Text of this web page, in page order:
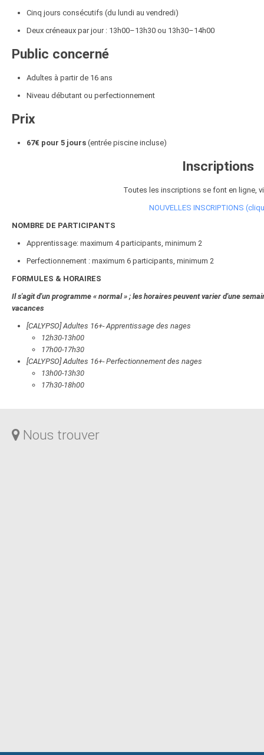
Cinq jours consécutifs (du lundi au vendredi)
Deux créneaux par jour : 13h00–13h30 ou 13h30–14h00
Public concerné
Adultes à partir de 16 ans
Niveau débutant ou perfectionnement
Prix
67€ pour 5 jours (entrée piscine incluse)
Inscriptions
Toutes les inscriptions se font en ligne,
NOUVELLES INSCRIPTIONS
NOMBRE DE PARTICIPANTS
Apprentissage: maximum 4 participants, minimum 2
Perfectionnement : maximum 6 participants, minimum 2
FORMULES & HORAIRES
Il s'agit d'un programme « normal » ; les horaires peuvent varier d'une
vacances
[CALYPSO] Adultes 16+- Apprentissage des nages
12h30-13h00
17h00-17h30
[CALYPSO] Adultes 16+- Perfectionnement des nages
13h00-13h30
17h30-18h00
Nous trouver